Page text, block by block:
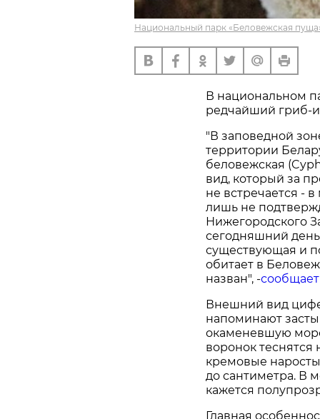
Национальный парк «Беловежская
В национальном
редчайший гриб-
"В заповедной
территории
беловежская
вид, который за
не встречается -
лишь не
Нижегородского
сегодняшний
существующая и
обитает в
назван", -сообщает
Внешний вид
напоминают
окаменевшую
воронок
кремовые
до сантиметра. В
кажется
Главная